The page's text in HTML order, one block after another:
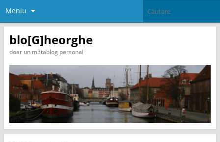
Meniu
blo[G]heorghe
doar un m3tablog personal